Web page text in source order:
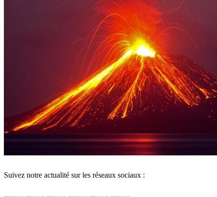
Suivez notre actualité sur les réseaux sociaux :